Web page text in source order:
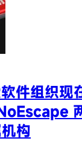
件组织现
构